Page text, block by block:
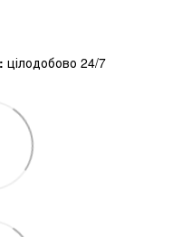
цілодобово 24/7